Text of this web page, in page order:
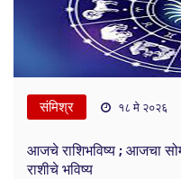
संमिश्र १८ मे २०२६
आजचे राशिभविष्य ; आजचा
राशीचे भविष्य